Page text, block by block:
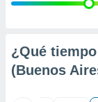
e
mediante
¿Qué
(Buenos